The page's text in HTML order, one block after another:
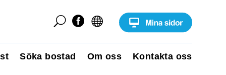


U
Söka bostad Om oss Kontakta oss